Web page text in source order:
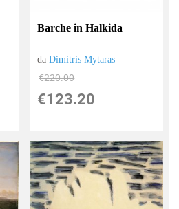
Barche in Halkida
daDimitris Mytaras
€220.00
€123.20